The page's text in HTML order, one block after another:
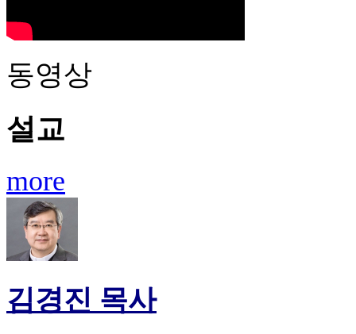
동영상
설교
more
김경진 목사